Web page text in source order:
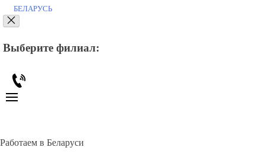
БЕЛАРУСЬ
Выберите филиал:
Работаем в Беларуси